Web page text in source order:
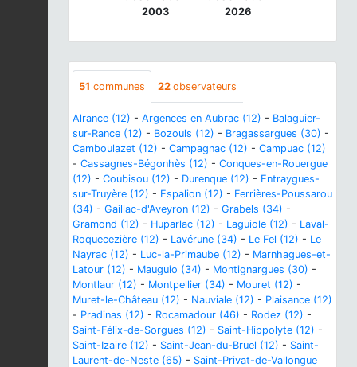
2003 2026
51 communes 22 observateurs
Alrance (12) - Argences en Aubrac (12) - Balaguier-
sur-Rance (12) - Bozouls (12) - Bragassargues (30) -
Camboulazet (12) - Campagnac (12) - Campuac (12)
- Cassagnes-Bégonhès (12) - Conques-en-Rouergue
(12) - Coubisou (12) - Durenque (12) - Entraygues-
sur-Truyère (12) - Espalion (12) - Ferrières-Poussarou
(34) - Gaillac-d'Aveyron (12) - Grabels (34) -
Gramond (12) - Huparlac (12) - Laguiole (12) - Laval-
Roquecezière (12) - Lavérune (34) - Le Fel (12) - Le
Nayrac (12) - Luc-la-Primaube (12) - Marnhagues-et-
Latour (12) - Mauguio (34) - Montignargues (30) -
Montlaur (12) - Montpellier (34) - Mouret (12) -
Muret-le-Château (12) - Nauviale (12) - Plaisance (12)
- Pradinas (12) - Rocamadour (46) - Rodez (12) -
Saint-Félix-de-Sorgues (12) - Saint-Hippolyte (12) -
Saint-Izaire (12) - Saint-Jean-du-Bruel (12) - Saint-
Laurent-de-Neste (65) - Saint-Privat-de-Vallongue